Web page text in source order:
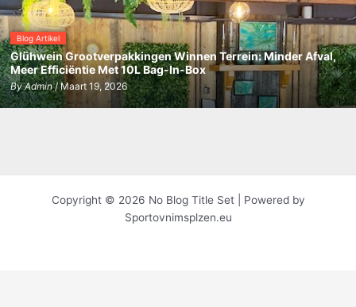
Blog Artikel
Glühwein Grootverpakkingen Winnen Terrein: Minder Afval,
Meer Efficiëntie Met 10L Bag-In-Box
ByAdmin/ Maart 19, 2026
Copyright © 2026 No Blog Title Set | Powered by
Sportovnimsplzen.eu